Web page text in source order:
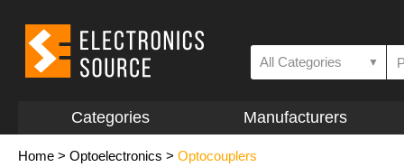
All Categories ▼
Categories Manufacturers
Home > Optoelectronics > Optocouplers